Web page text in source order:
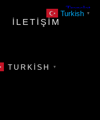
İLETIŞIM
TURKISH ▼
Turkish ▼